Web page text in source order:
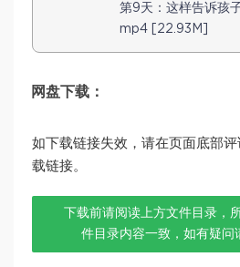
第9天：这样告诉孩
mp4 [22.93M]
网盘下载：
如下载链接失效，请在页面底部
载链接。
下载前请阅读上方文件目录，
件目录内容一致，如有疑问